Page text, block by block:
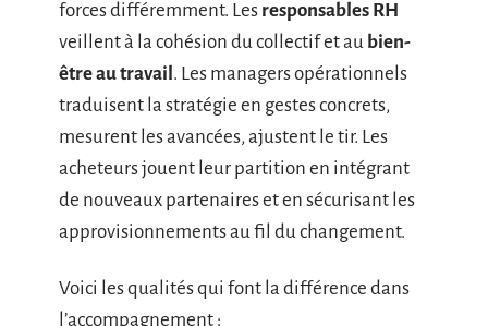
forces différemment. Les responsables RH
veillent à la cohésion du collectif et au bien-
être au travail. Les managers opérationnels
traduisent la stratégie en gestes concrets,
mesurent les avancées, ajustent le tir. Les
acheteurs jouent leur partition en intégrant
de nouveaux partenaires et en sécurisant les
approvisionnements au fil du changement.
Voici les qualités qui font la différence dans
l’accompagnement :